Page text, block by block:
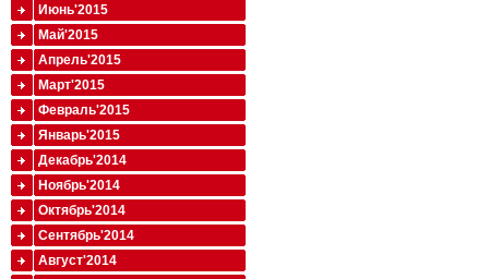
Июнь'2015
Май'2015
Апрель'2015
Март'2015
Февраль'2015
Январь'2015
Декабрь'2014
Ноябрь'2014
Октябрь'2014
Сентябрь'2014
Август'2014